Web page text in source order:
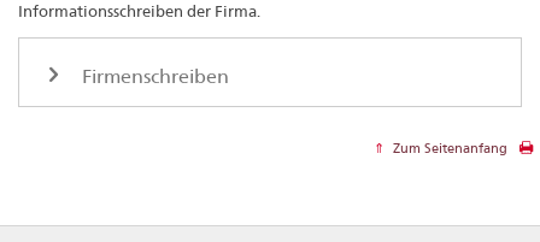
Informationsschreiben der Firma.
Firmenschreiben
Zum Seitenanfang